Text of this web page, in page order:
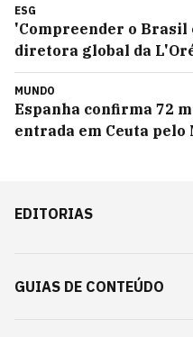
ESG
'Compreender o
diretora global da
MUNDO
Espanha confirma 72
entrada em Ceuta pelo
EDITORIAS
GUIAS DE CONTEÚDO